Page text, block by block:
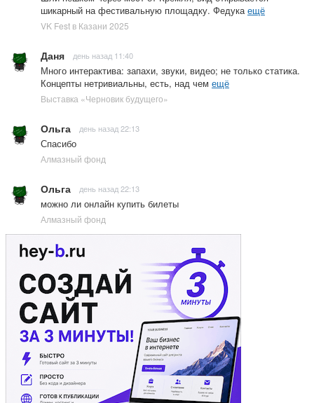
шикарный на фестивальную площадку. Федука ещё
VK Fest в Казани 2025
Даня день назад 11:40
Много интерактива: запахи, звуки, видео; не только статика.
Концепты нетривиальны, есть, над чем ещё
Выставка «Черновик будущего»
Ольга день назад 22:13
Спасибо
Алмазный фонд
Ольга день назад 22:13
можно ли онлайн купить билеты
Алмазный фонд